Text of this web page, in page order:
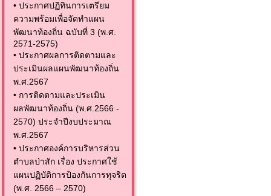
• ประกาศปฏิทินการเตรียม
ความพร้อมเพื่อจัดทำแผน
พัฒนาท้องถิ่น ฉบับที่ 3 (พ.ศ.
2571-2575)
• ประกาศผลการติดตามและ
ประเมินผลแผนพัฒนาท้องถิ่น
พ.ศ.2567
• การติดตามและประเมิน
ผลพัฒนาท้องถิ่น (พ.ศ.2566 -
2570) ประจำปีงบประมาณ
พ.ศ.2567
• ประกาศองค์การบริหารส่วน
ตำบลป่าสัก เรื่อง ประกาศใช้
แผนปฏิบัติการป้องกันการทุจริต
(พ.ศ. 2566 – 2570)